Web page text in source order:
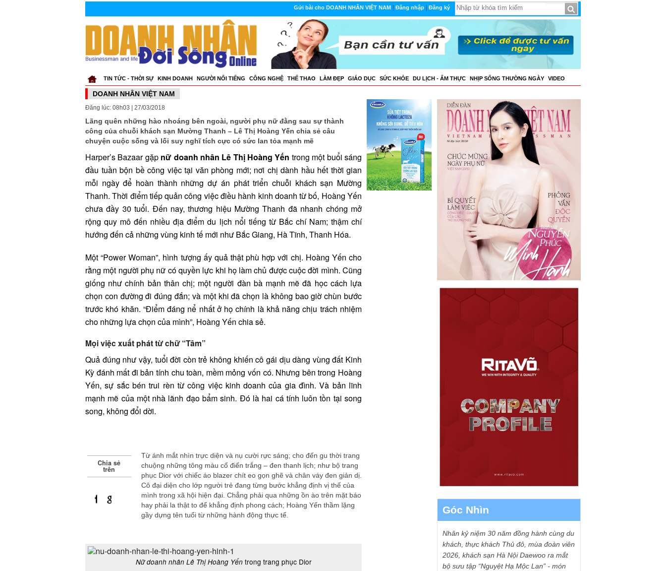
Gửi bài cho DOANH NHÂN VIỆT NAM| Đăng nhập| Đăng ký
TIN TỨC - THỜI SỰ KINH DOANH NGƯỜI NỔI TIẾNG CÔNG NGHỆ THẾ THAO LÀM ĐẸP GIÁO DỤC SỨC KHỎE DU LỊCH - ẨM THỰC NHỊP SỐNG THƯỜNG NGÀY VIDEO
DOANH NHÂN VIỆT NAM
Đăng lúc: 08h03 | 27/03/2018
Lãng quên những hào nhoáng bên ngoài, người phụ nữ đằng sau sự thành
công của chuỗi khách sạn Mường Thanh – Lê Thị Hoàng Yến chia sẻ câu
chuyện cuộc sống và lối suy nghĩ tích cực có sức lan tỏa mạnh mẽ
Harper’s Bazaar gặp nữ doanh nhân Lê Thị Hoàng Yến trong một buổi sáng
đầu tuần bộn bề công việc tại văn phòng mới; nơi chị dành hầu hết thời gian
mỗi ngày để hoàn thành những dự án phát triển chuỗi khách sạn Mường
Thanh. Thời điểm tiếp quản công việc điều hành kinh doanh từ bố, Hoàng Yến
chưa đầy 30 tuổi. Đến nay, thương hiệu Mường Thanh đã nhanh chóng mở
rộng quy mô đến nhiều địa điểm du lịch nổi tiếng từ Bắc chí Nam; thậm chí
hướng đến cả những vùng kinh tế mới như Bắc Giang, Hà Tĩnh, Thanh Hóa.
Một “Power Woman”, hình tượng ấy quả thật phù hợp với chị. Hoàng Yến cho
rằng một người phụ nữ có quyền lực khi họ làm chủ được cuộc đời mình. Cũng
giống như chính bản thân chị; một người đàn bà mạnh mẽ đã học cách lựa
chọn con đường đi đúng đắn; và một khi đã chọn là không bao giờ chùn bước
trước khó khăn. “Điểm đáng nể nhất ở họ chính là khả năng chịu trách nhiệm
cho những lựa chọn của mình”, Hoàng Yến chia sẻ.
Mọi việc xuất phát từ chữ “Tâm”
Quả đúng như vậy, tuổi đời còn trẻ không khiến cô gái dịu dàng vùng đất Kinh
Kỳ đánh mất đi bản tính chu toàn, mềm mỏng vốn có. Nhưng bên trong Hoàng
Yến, sự sắc bén trui rèn từ công việc kinh doanh của gia đình. Và bản lĩnh
mạnh mẽ của một nhà lãnh đạo bẩm sinh. Đó là hai cá tính luôn tồn tại song
song, không đổi dời.
Chia sẻ
trên
Từ ánh mắt nhìn trực diện và nụ cười rực sáng; cho đến gu thời trang
chuộng những tông màu cổ điển trắng – đen thanh lịch; như bộ trang
phục Dior với chiếc áo blazer chít eo gọn ghẽ và chân váy đen giản dị.
Cô đại diện cho lớp người trẻ đang từng bước khẳng định vị thế của
mình trong xã hội hiện đại. Chẳng phải qua những ồn ào trên mặt báo
hay phải la thật to để khẳng định phong cách; Hoàng Yến thầm lặng
gầy dựng tên tuổi từ những hành động thực tế.
Nữ doanh nhân Lê Thị Hoàng Yến trong trang phục Dior
Góc Nhìn
Nhân kỷ niệm 30 năm đồng hành cùng du
khách, thực khách Thủ đô, mùa đoàn viên
2026, khách sạn Hà Nội Daewoo ra mắt
bộ sưu tập “Nguyệt Hạ Mộc Lan” - món